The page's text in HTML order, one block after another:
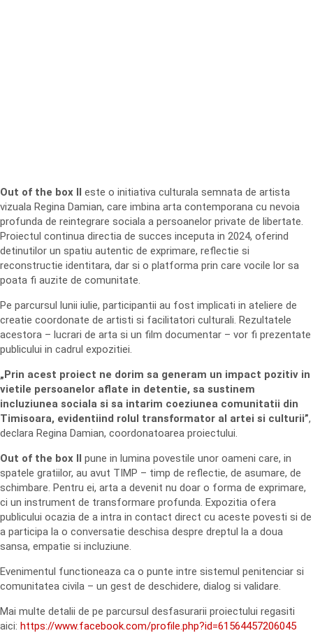
Out of the box II este o initiativa culturala semnata de artista
vizuala Regina Damian, care imbina arta contemporana cu nevoia
profunda de reintegrare sociala a persoanelor private de libertate.
Proiectul continua directia de succes inceputa in 2024, oferind
detinutilor un spatiu autentic de exprimare, reflectie si
reconstructie identitara, dar si o platforma prin care vocile lor sa
poata fi auzite de comunitate.
Pe parcursul lunii iulie, participantii au fost implicati in ateliere de
creatie coordonate de artisti si facilitatori culturali. Rezultatele
acestora – lucrari de arta si un film documentar – vor fi prezentate
publicului in cadrul expozitiei.
„Prin acest proiect ne dorim sa generam un impact pozitiv in
vietile persoanelor aflate in detentie, sa sustinem
incluziunea sociala si sa intarim coeziunea comunitatii din
Timisoara, evidentiind rolul transformator al artei si culturii”,
declara Regina Damian, coordonatoarea proiectului.
Out of the box II pune in lumina povestile unor oameni care, in
spatele gratiilor, au avut TIMP – timp de reflectie, de asumare, de
schimbare. Pentru ei, arta a devenit nu doar o forma de exprimare,
ci un instrument de transformare profunda. Expozitia ofera
publicului ocazia de a intra in contact direct cu aceste povesti si de
a participa la o conversatie deschisa despre dreptul la a doua
sansa, empatie si incluziune.
Evenimentul functioneaza ca o punte intre sistemul penitenciar si
comunitatea civila – un gest de deschidere, dialog si validare.
Mai multe detalii de pe parcursul desfasurarii proiectului regasiti
aici: https://www.facebook.com/profile.php?id=61564457206045